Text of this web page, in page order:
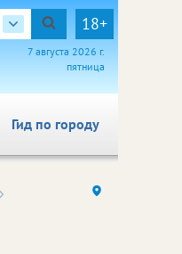
18+
7 августа 2026 г.
пятница
Гид по городу
Здоровье компаний (на